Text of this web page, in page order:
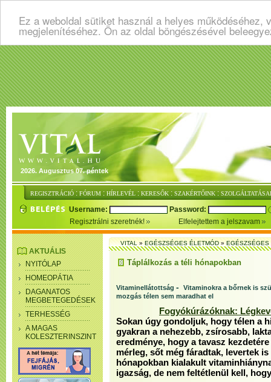
Ez a weboldal sütiket használ a helyes
megjelenítéséhez. Ön az oldal böngészésével
2026. Augusztus 07. péntek
REGISZTRÁCIÓ : FÓRUM : HÍRLEVÉL : KERESŐK : SZAKÉRTŐINK :
Username:
Password:
Regisztrálni szeretnék!
Elfelejtettem a jelszavam
AKTUÁLIS
NYITÓLAP
HOMEOPÁTIA
DAGANATOS
MEGBETEGEDÉSEK
TERHESSÉG
A MAGAS
KOLESZTERINSZINT
VITAL»EGÉSZSÉGES ÉLETMÓD»
Táplálkozás a téli hónapokban
Vitaminellátottság - Vitaminokra a bőrnek is
mozgás télen sem maradhat el
Fogyókúrázóknak:
Sokan úgy gondoljuk, hogy télen a
gyakran a nehezebb, zsírosabb,
eredménye, hogy a tavasz
mérleg, sőt még fáradtak, levertek
hónapokban kialakult
igazság, de nem feltétlenül kell,